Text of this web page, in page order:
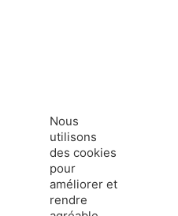
Nous
utilisons
des cookies
pour
améliorer et
rendre